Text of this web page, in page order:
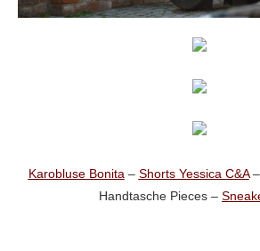
Karobluse Bonita – Shorts Yessica C&A–
Handtasche Pieces –